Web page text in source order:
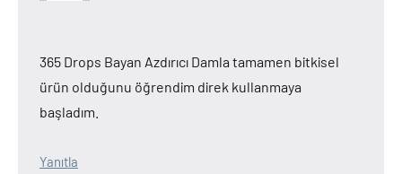
365 Drops Bayan Azdırıcı Damla tamamen bitkisel
ürün olduğunu öğrendim direk kullanmaya
başladım.
Yanıtla